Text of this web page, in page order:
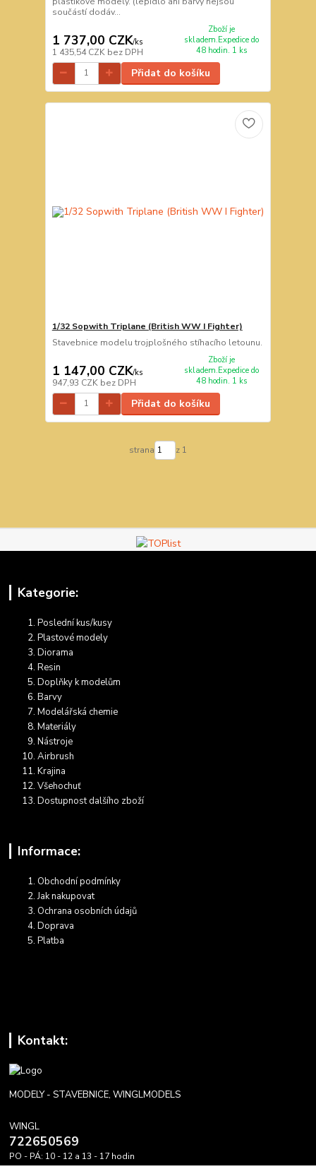
součástí dodáv...
1 737,00 CZK/ks
1 435,54 CZK bez DPH
Zboží je
skladem.Expedice do
48 hodin. 1 ks
Přidat do košíku
1/32 Sopwith Triplane (British WW I Fighter)
Stavebnice modelu trojplošného stíhacího letounu.
1 147,00 CZK/ks
947,93 CZK bez DPH
Zboží je
skladem.Expedice do
48 hodin. 1 ks
Přidat do košíku
strana z 1
Kategorie:
Poslední kus/kusy
Plastové modely
Diorama
Resin
Doplňky k modelům
Barvy
Modelářská chemie
Materiály
Nástroje
Airbrush
Krajina
Všehochuť
Dostupnost dalšího zboží
Informace:
Obchodní podmínky
Jak nakupovat
Ochrana osobních údajů
Doprava
Platba
Kontakt:
MODELY - STAVEBNICE, WINGLMODELS
WINGL
722650569
PO - PÁ: 10 - 12 a 13 - 17 hodin